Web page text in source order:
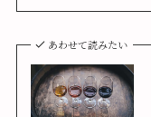
あわせて読みたい